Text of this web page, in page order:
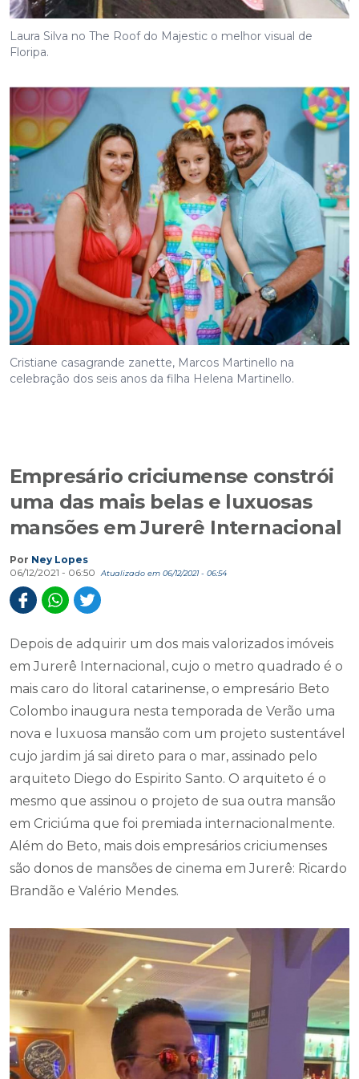
Laura Silva no The Roof do Majestic o melhor visual de
Floripa.
Cristiane casagrande zanette, Marcos Martinello na
celebração dos seis anos da filha Helena Martinello.
Empresário criciumense constrói
uma das mais belas e luxuosas
mansões em Jurerê Internacional
Por Ney Lopes
06/12/2021 - 06:50
Atualizado em 06/12/2021 - 06:54
Depois de adquirir um dos mais valorizados imóveis
em Jurerê Internacional, cujo o metro quadrado é o
mais caro do litoral catarinense, o empresário Beto
Colombo inaugura nesta temporada de Verão uma
nova e luxuosa mansão com um projeto sustentável
cujo jardim já sai direto para o mar, assinado pelo
arquiteto Diego do Espirito Santo. O arquiteto é o
mesmo que assinou o projeto de sua outra mansão
em Criciúma que foi premiada internacionalmente.
Além do Beto, mais dois empresários criciumenses
são donos de mansões de cinema em Jurerê: Ricardo
Brandão e Valério Mendes.